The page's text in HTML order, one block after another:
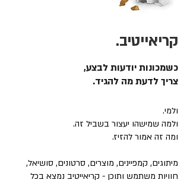
קריאייטיב.
כשמכונות יודעות לבצע,
צריך לדעת מה להגיד.
ולמי.
ולמה שמישהו יעצור בשביל זה.
ומה זה אמור להזיז.
מיתוגים, קמפיינים, מוצרים, סרטונים, סושיאל,
חוויות משתמש ותוכן - קריאייטיב נמצא בכל